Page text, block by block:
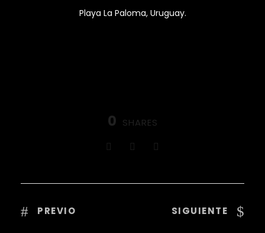
Playa La Paloma, Uruguay.
0 SHARES
PREVIO SIGUIENTE